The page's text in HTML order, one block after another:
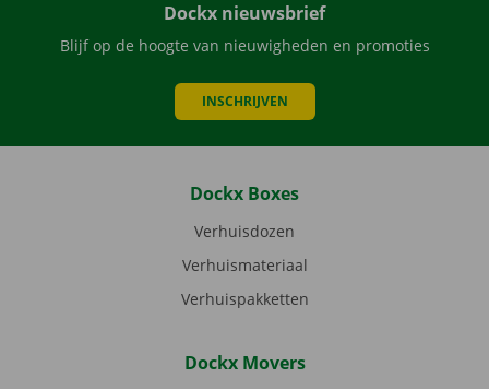
Dockx nieuwsbrief
Blijf op de hoogte van nieuwigheden en promoties
INSCHRIJVEN
Dockx Boxes
Verhuisdozen
Verhuismateriaal
Verhuispakketten
Dockx Movers